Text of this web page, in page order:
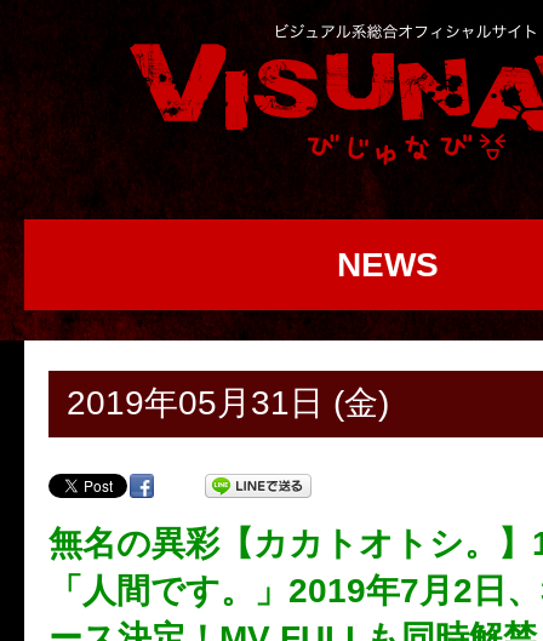
NEWS
2019年05月31日 (金)
無名の異彩【カカトオトシ。
「人間です。」2019年7月2日